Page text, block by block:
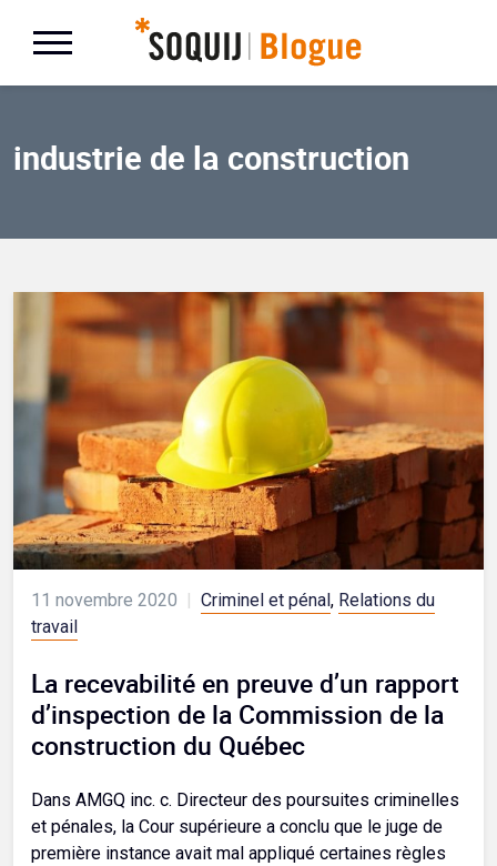
industrie de la construction
11 novembre 2020 Criminel et pénal , Relations du
travail
La recevabilité en preuve d’un rapport
d’inspection de la Commission de la
construction du Québec
Dans AMGQ inc. c. Directeur des poursuites criminelles
et pénales, la Cour supérieure a conclu que le juge de
première instance avait mal appliqué certaines règles